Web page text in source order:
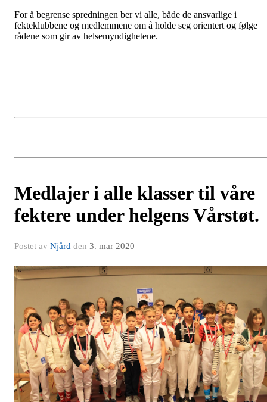
For å begrense spredningen ber vi alle, både de ansvarlige i
fekteklubbene og medlemmene om å holde seg orientert og følge
rådene som gir av helsemyndighetene.
Medlajer i alle klasser til våre
fektere under helgens Vårstøt.
Postet av Njård den 3. mar 2020